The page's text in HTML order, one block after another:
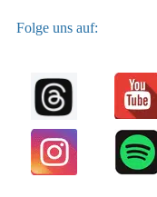
Folge uns auf: